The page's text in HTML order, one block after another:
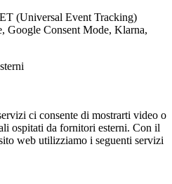
(Universal Event Tracking)
Google Consent Mode, Klarna,
ci consente di mostrarti video o
ospitati da fornitori esterni. Con il
web utilizziamo i seguenti servizi